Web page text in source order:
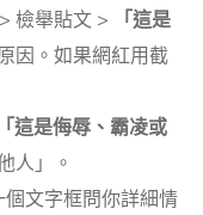
檢舉貼文 >
「這是
因。如果網紅用截
「這是侮辱、霸凌或
人」。
個文字框問你詳細情